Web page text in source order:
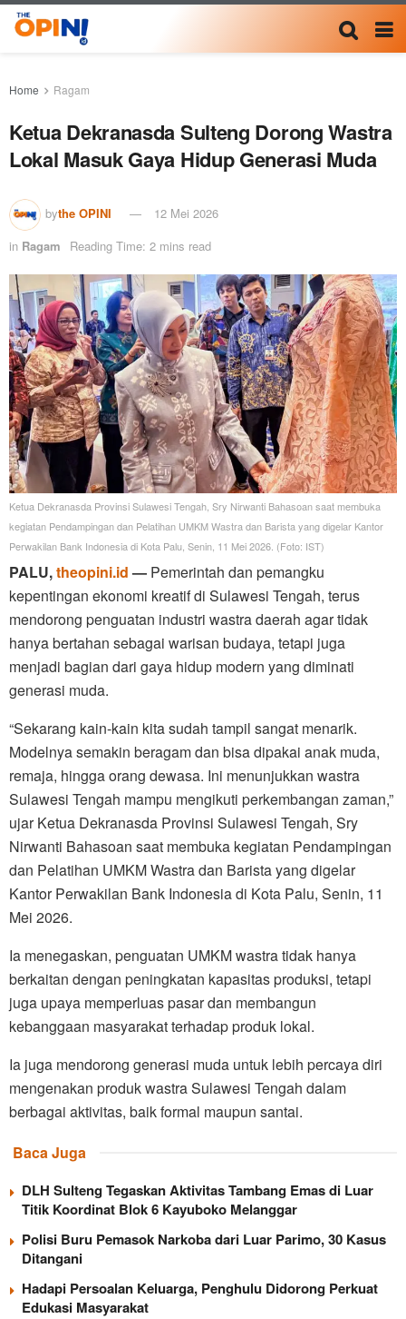
Home Ragam
Ketua Dekranasda Sulteng Dorong Wastra
Lokal Masuk Gaya Hidup Generasi Muda
bythe OPINI
12 Mei 2026
in Ragam Reading Time: 2 mins read
Ketua Dekranasda Provinsi Sulawesi Tengah, Sry Nirwanti Bahasoan saat membuka
kegiatan Pendampingan dan Pelatihan UMKM Wastra dan Barista yang digelar Kantor
Perwakilan Bank Indonesia di Kota Palu, Senin, 11 Mei 2026. (Foto: IST)
PALU,theopini.id— Pemerintah dan pemangku
kepentingan ekonomi kreatif di Sulawesi Tengah, terus
mendorong penguatan industri wastra daerah agar tidak
hanya bertahan sebagai warisan budaya, tetapi juga
menjadi bagian dari gaya hidup modern yang diminati
generasi muda.
“Sekarang kain-kain kita sudah tampil sangat menarik.
Modelnya semakin beragam dan bisa dipakai anak muda,
remaja, hingga orang dewasa. Ini menunjukkan wastra
Sulawesi Tengah mampu mengikuti perkembangan zaman,”
ujar Ketua Dekranasda Provinsi Sulawesi Tengah, Sry
Nirwanti Bahasoan saat membuka kegiatan Pendampingan
dan Pelatihan UMKM Wastra dan Barista yang digelar
Kantor Perwakilan Bank Indonesia di Kota Palu, Senin, 11
Mei 2026.
Ia menegaskan, penguatan UMKM wastra tidak hanya
berkaitan dengan peningkatan kapasitas produksi, tetapi
juga upaya memperluas pasar dan membangun
kebanggaan masyarakat terhadap produk lokal.
Ia juga mendorong generasi muda untuk lebih percaya diri
mengenakan produk wastra Sulawesi Tengah dalam
berbagai aktivitas, baik formal maupun santai.
Baca Juga
DLH Sulteng Tegaskan Aktivitas Tambang Emas di Luar
Titik Koordinat Blok 6 Kayuboko Melanggar
Polisi Buru Pemasok Narkoba dari Luar Parimo, 30 Kasus
Ditangani
Hadapi Persoalan Keluarga, Penghulu Didorong Perkuat
Edukasi Masyarakat